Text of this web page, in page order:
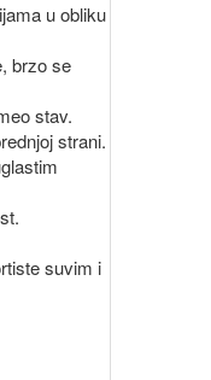
u obliku
brzo se
stav.
strani.
suvim i